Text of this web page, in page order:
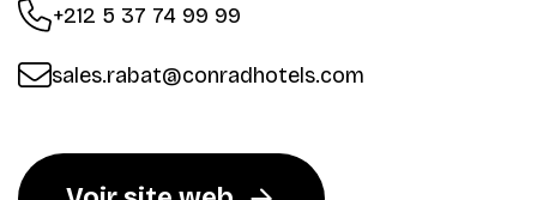
+212 5 37 74 99 99
sales.rabat@conradhotels.com